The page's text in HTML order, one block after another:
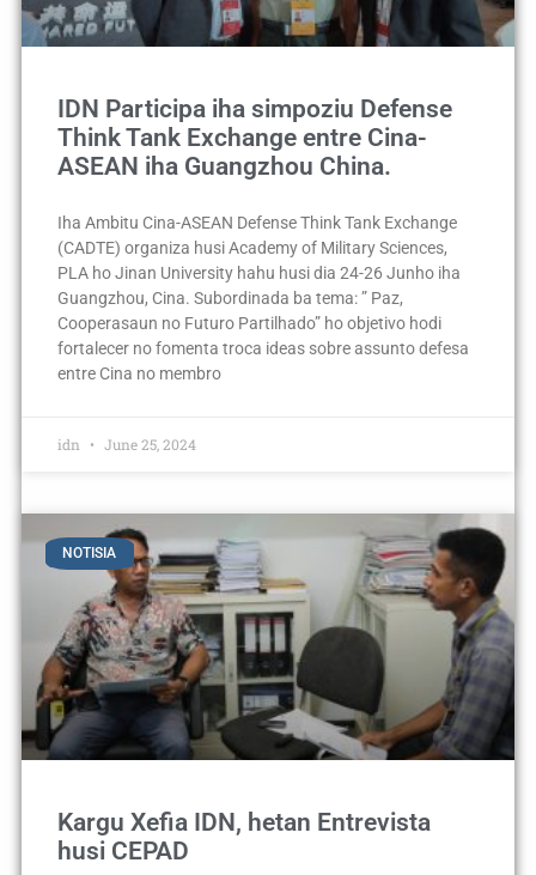
IDN Participa iha simpoziu Defense
Think Tank Exchange entre Cina-
ASEAN iha Guangzhou China.
Iha Ambitu Cina-ASEAN Defense Think Tank Exchange
(CADTE) organiza husi Academy of Military Sciences,
PLA ho Jinan University hahu husi dia 24-26 Junho iha
Guangzhou, Cina. Subordinada ba tema: ” Paz,
Cooperasaun no Futuro Partilhado” ho objetivo hodi
fortalecer no fomenta troca ideas sobre assunto defesa
entre Cina no membro
idn June 25, 2024
NOTISIA
Kargu Xefia IDN, hetan Entrevista
husi CEPAD